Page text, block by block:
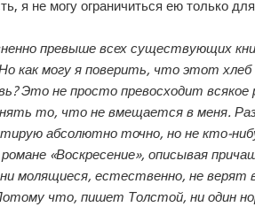
я не могу ограничиться ею только
превыше всех существующих
как могу я поверить, что этот
Это не просто превосходит всякое
то, что не вмещается в меня.
абсолютно точно, но не кто-
«Воскресение», описывая
молящиеся, естественно, не верят
что, пишет Толстой, ни один